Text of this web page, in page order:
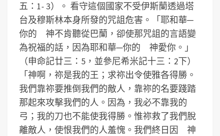
五：1- 3）。 看守這個國家不受伊斯蘭透過塔
台及穆斯林本身所發的咒詛危害。「耶和華─
你的 神不肯聽從巴蘭，卻使那咒詛的言語變
為祝福的話，因為耶和華─你的 神愛你。」
（申命記廿三：5，並參尼希米記十三：2下）
「神啊，祢是我的王；求祢出令使雅各得勝。
我們靠祢要推倒我們的敵人，靠祢的名要踐踏
那起來攻擊我們的人。因為，我必不靠我的
弓；我的刀也不能使我得勝。惟祢救了我們脫
離敵人，使恨我們的人羞愧。我們終日因 神